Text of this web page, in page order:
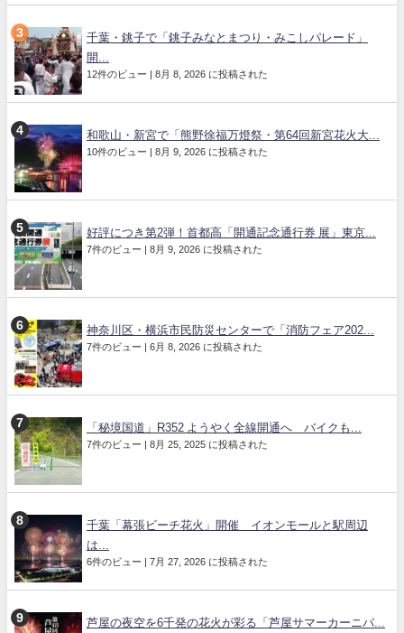
千葉・銚子で「銚子みなとまつり・みこしパレード」
開...
12件のビュー 8月 8, 2026 に投稿された
和歌山・新宮で「熊野徐福万燈祭・第64回新宮花火大...
10件のビュー 8月 9, 2026 に投稿された
好評につき第2弾！首都高「開通記念通行券 展」東京...
7件のビュー 8月 9, 2026 に投稿された
神奈川区・横浜市民防災センターで「消防フェア202...
7件のビュー 6月 8, 2026 に投稿された
「秘境国道」R352 ようやく全線開通へ バイクも...
7件のビュー 8月 25, 2025 に投稿された
千葉「幕張ビーチ花火」開催 イオンモールと駅周辺
は...
6件のビュー 7月 27, 2026 に投稿された
芦屋の夜空を6千発の花火が彩る「芦屋サマーカーニバ...